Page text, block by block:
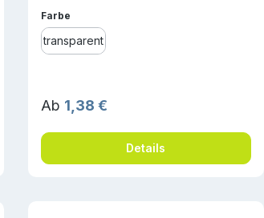
Farbe
transparent
Regulärer Preis:
Ab 1,38 €
Details